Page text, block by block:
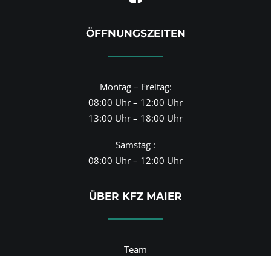
ÖFFNUNGSZEITEN
Montag – Freitag:
08:00 Uhr – 12:00 Uhr
13:00 Uhr – 18:00 Uhr
Samstag :
08:00 Uhr – 12:00 Uhr
ÜBER KFZ MAIER
Team